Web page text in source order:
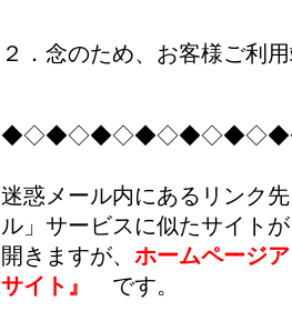
２．念のため、お客様ご利
迷惑メール内にあるリンク
ル」サービスに似たサイトが
開きますが、 ホームページ
サイト』 です。